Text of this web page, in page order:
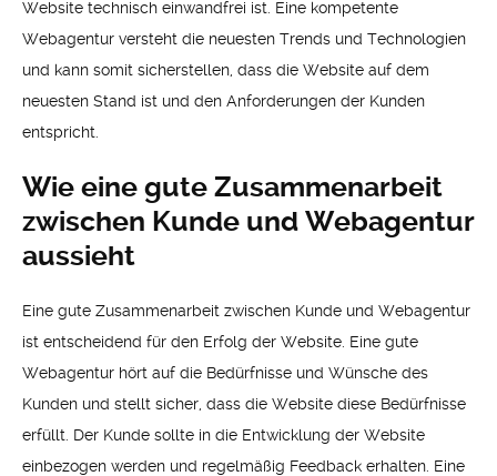
Website technisch einwandfrei ist. Eine kompetente
Webagentur versteht die neuesten Trends und Technologien
und kann somit sicherstellen, dass die Website auf dem
neuesten Stand ist und den Anforderungen der Kunden
entspricht.
Wie eine gute Zusammenarbeit
zwischen Kunde und Webagentur
aussieht
Eine gute Zusammenarbeit zwischen Kunde und Webagentur
ist entscheidend für den Erfolg der Website. Eine gute
Webagentur hört auf die Bedürfnisse und Wünsche des
Kunden und stellt sicher, dass die Website diese Bedürfnisse
erfüllt. Der Kunde sollte in die Entwicklung der Website
einbezogen werden und regelmäßig Feedback erhalten. Eine